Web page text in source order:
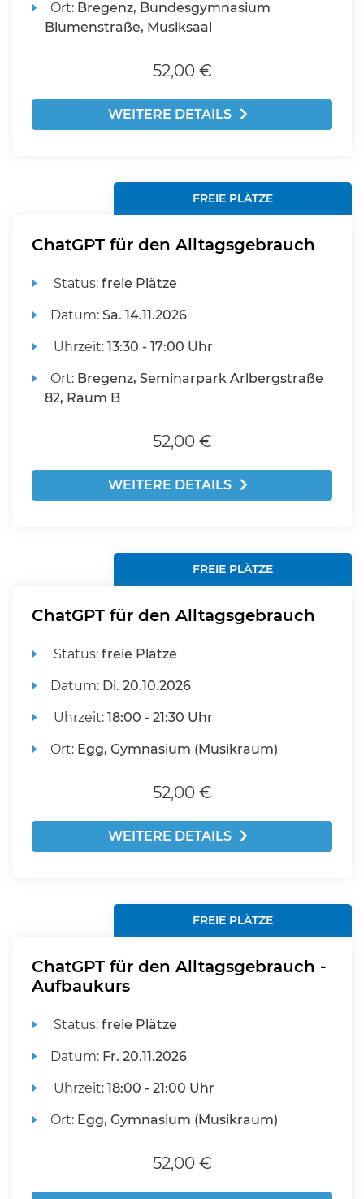
Ort: Bregenz, Bundesgymnasium
Blumenstraße, Musiksaal
52,00 €
WEITERE DETAILS
FREIE PLÄTZE
ChatGPT für den Alltagsgebrauch
Status:freie Plätze
Datum:Sa. 14.11.2026
Uhrzeit:13:30 - 17:00 Uhr
Ort: Bregenz, Seminarpark Arlbergstraße
82, Raum B
52,00 €
WEITERE DETAILS
FREIE PLÄTZE
ChatGPT für den Alltagsgebrauch
Status:freie Plätze
Datum: Di. 20.10.2026
Uhrzeit:18:00 - 21:30 Uhr
Ort: Egg, Gymnasium (Musikraum)
52,00 €
WEITERE DETAILS
FREIE PLÄTZE
ChatGPT für den Alltagsgebrauch -
Aufbaukurs
Status:freie Plätze
Datum: Fr. 20.11.2026
Uhrzeit:18:00 - 21:00 Uhr
Ort: Egg, Gymnasium (Musikraum)
52,00 €